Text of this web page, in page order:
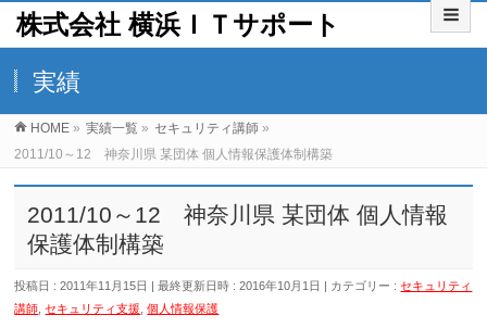
株式会社 横浜ＩＴサポート
実績
HOME » 実績一覧 » セキュリティ講師 »
2011/10～12 神奈川県 某団体 個人情報保護体制構築
2011/10～12 神奈川県 某団体 個人情報
保護体制構築
投稿日 : 2011年11月15日 最終更新日時 : 2016年10月1日 カテゴリー :セキュリティ
講師 ,セキュリティ支援 ,個人情報保護